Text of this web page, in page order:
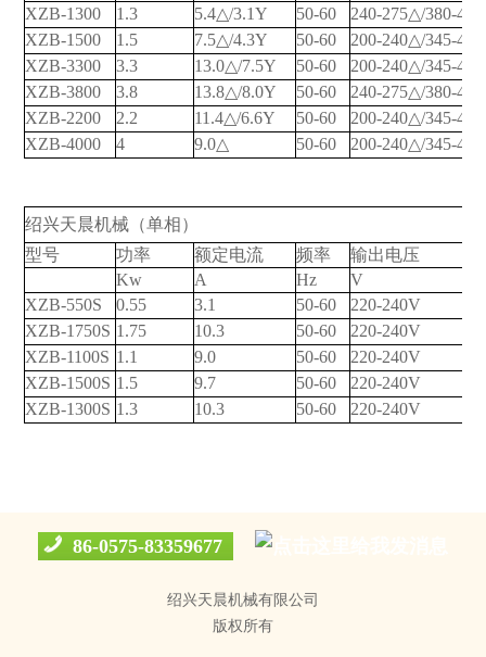
XZB-1300
1.3 5.4△/3.1Y 50-60
240-275△/380-
XZB-1500
1.5 7.5△/4.3Y 50-60
200-240△/345-
XZB-3300
3.3 13.0△/7.5Y 50-60
200-240△/345-
XZB-3800
3.8 13.8△/8.0Y 50-60
240-275△/380-
XZB-2200
2.2 11.4△/6.6Y 50-60
200-240△/345-
XZB-4000
4 9.0△ 50-60 200-240△/345-
绍兴天晨机械（单相）
型号
功率 额定电流 频率
输出电压
Kw
A Hz
V
XZB-550S 0.55 3.1 50-60
220-240V
XZB-1750S 1.75 10.3 50-60
220-240V
XZB-1100S 1.1 9.0 50-60
220-240V
XZB-1500S 1.5 9.7 50-60
220-240V
XZB-1300S 1.3 10.3 50-60 220-240V
86-0575-83359677
绍兴天晨机械有限公司
版权所有